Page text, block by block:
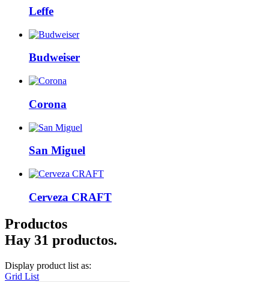
Leffe
Budweiser
Corona
San Miguel
Cerveza CRAFT
Productos
Hay 31 productos.
Display product list as:
Grid List